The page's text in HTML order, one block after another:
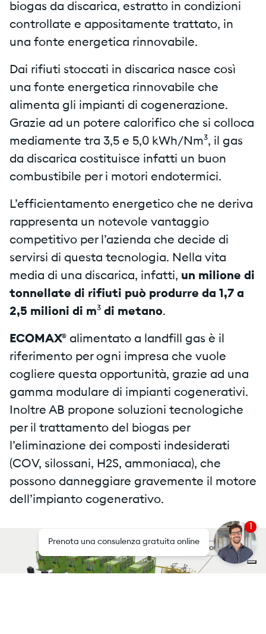
biogas da discarica, estratto in condizioni
controllate e appositamente trattato, in
una fonte energetica rinnovabile.
Dai rifiuti stoccati in discarica nasce così
una fonte energetica rinnovabile che
alimenta gli impianti di cogenerazione.
Grazie ad un potere calorifico che si colloca
mediamente tra 3,5 e 5,0 kWh/Nm³, il gas
da discarica costituisce infatti un buon
combustibile per i motori endotermici.
L’efficientamento energetico che ne deriva
rappresenta un notevole vantaggio
competitivo per l’azienda che decide di
servirsi di questa tecnologia. Nella vita
media di una discarica, infatti, un milione di
tonnellate di rifiuti può produrre da 1,7 a
2,5 milioni di m³ di metano.
ECOMAX® alimentato a landfill gas è il
riferimento per ogni impresa che vuole
cogliere questa opportunità, grazie ad una
gamma modulare di impianti cogenerativi.
Inoltre AB propone soluzioni tecnologiche
per il trattamento del biogas per
l’eliminazione dei composti indesiderati
(COV, silossani, H2S, ammoniaca), che
possono danneggiare gravemente il motore
dell’impianto cogenerativo.
Prenota una consulenza gratuita online